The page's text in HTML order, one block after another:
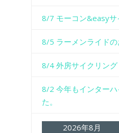
8/7 モーコン&easyサ
8/5 ラーメンライド
8/4 外房サイクリング
8/2 今年もインター
た。
2026年8月